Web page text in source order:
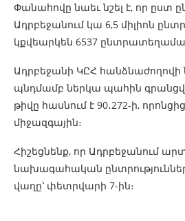
Փանահովը նաեւ նշել է, որ ըստ
Ադրբեջանում կա 6,5 միլիոն
կքվեարկեն 6537
Ադրբեջանի ԿԸՀ
պնդմամբ ներկա պահին
թիվը հասնում է 90․272-ի,
միջազգային։
Հիշեցնենք, որ Ադրբեջանում
նախագահական
վաղը՝ փետրվարի 7-ին։